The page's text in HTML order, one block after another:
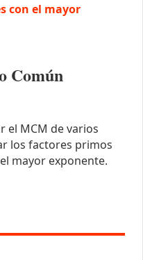
con el mayor
Común
el MCM de varios
los factores primos
mayor exponente.